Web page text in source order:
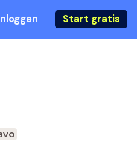
Start gratis